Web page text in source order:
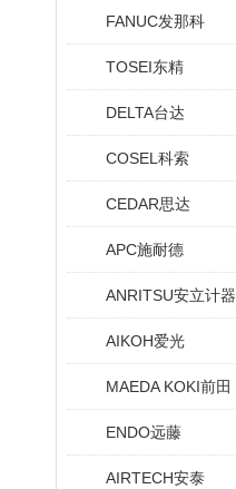
FANUC发那科
TOSEI东精
DELTA台达
COSEL科索
CEDAR思达
APC施耐德
ANRITSU安立计器
AIKOH爱光
MAEDA KOKI前田
ENDO远藤
AIRTECH安泰